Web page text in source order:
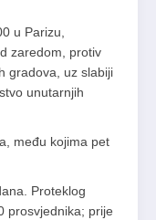
u Parizu,
zaredom, protiv
gradova, uz slabiji
unutarnjih
među kojima pet
Proteklog
prosvjednika; prije